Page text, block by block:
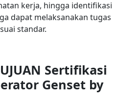
kerja, hingga identifikasi
dapat melaksanakan tugas
standar.
Sertifikasi
Genset by